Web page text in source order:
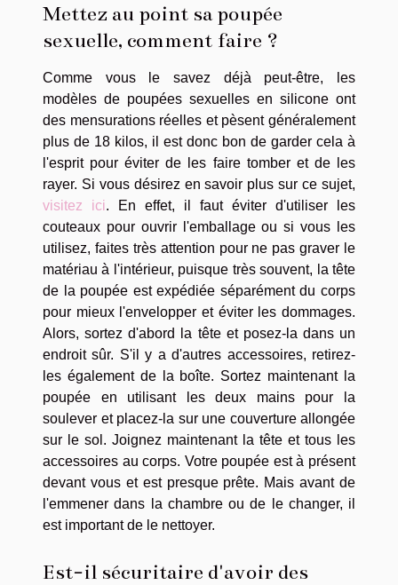
Mettez au point sa poupée
sexuelle, comment faire ?
Comme vous le savez déjà peut-être, les
modèles de poupées sexuelles en silicone ont
des mensurations réelles et pèsent généralement
plus de 18 kilos, il est donc bon de garder cela à
l'esprit pour éviter de les faire tomber et de les
rayer. Si vous désirez en savoir plus sur ce sujet,
visitez ici. En effet, il faut éviter d'utiliser les
couteaux pour ouvrir l'emballage ou si vous les
utilisez, faites très attention pour ne pas graver le
matériau à l'intérieur, puisque très souvent, la tête
de la poupée est expédiée séparément du corps
pour mieux l'envelopper et éviter les dommages.
Alors, sortez d'abord la tête et posez-la dans un
endroit sûr. S'il y a d'autres accessoires, retirez-
les également de la boîte. Sortez maintenant la
poupée en utilisant les deux mains pour la
soulever et placez-la sur une couverture allongée
sur le sol. Joignez maintenant la tête et tous les
accessoires au corps. Votre poupée est à présent
devant vous et est presque prête. Mais avant de
l'emmener dans la chambre ou de le changer, il
est important de le nettoyer.
Est-il sécuritaire d'avoir des